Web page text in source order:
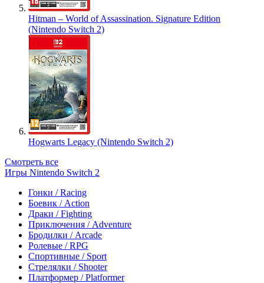
Hitman – World of Assassination. Signature Edition
(Nintendo Switch 2)
Hogwarts Legacy (Nintendo Switch 2)
Смотреть все
Игры Nintendo Switch 2
Гонки / Racing
Боевик / Action
Драки / Fighting
Приключения / Adventure
Бродилки / Arcade
Ролевые / RPG
Спортивные / Sport
Стрелялки / Shooter
Платформер / Platformer